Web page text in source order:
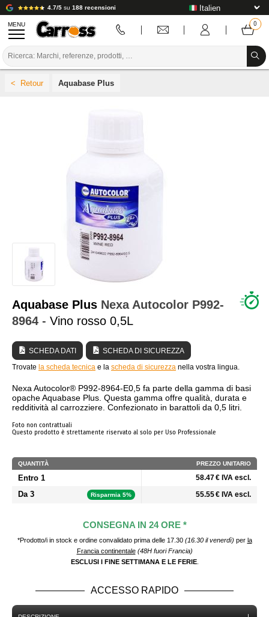
4.7/5 su 188 recensioni
MENU
STRUMENTI PER LA CARROZZERIA
ATTREZZATURE PER CARROZZERIA
CODICE COLORE
INSTALLAZIONE IN LABORATORIO
TUTORIAL E CONSIGLI
Aquabase Plus
Aquabase Plus Nexa Autocolor P992-
8964 - Vino rosso 0,5L
SCHEDA DATI
SCHEDA DI SICUREZZA
Trovate la scheda tecnica e la scheda di sicurezza nella vostra lingua.
Nexa Autocolor® P992-8964-E0,5 fa parte della gamma di basi
opache Aquabase Plus. Questa gamma offre qualità, durata e
redditività al carrozziere. Confezionato in barattoli da 0,5 litri.
Foto non contrattuali
Questo prodotto è strettamente riservato al solo per Uso Professionale
QUANTITÀ PREZZO UNITARIO
Entro 1 58.47 € IVA escl.
Da 3 Risparmia 5% 55.55 € IVA escl.
CONSEGNA IN 24 ORE *
*Prodotto/i in stock e ordine convalidato prima delle 17.30 (16.30 il venerdì) per la
Francia continentale (48H fuori Francia)
ESCLUSI I FINE SETTIMANA E LE FERIE.
ACCESSO RAPIDO